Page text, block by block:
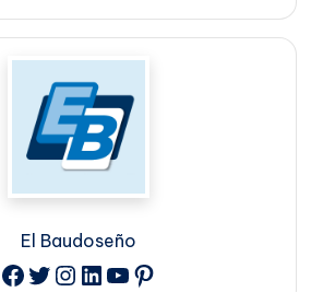
El Baudoseño
Facebook
Twitter
Instagram
LinkedIn
YouTube
Pinterest